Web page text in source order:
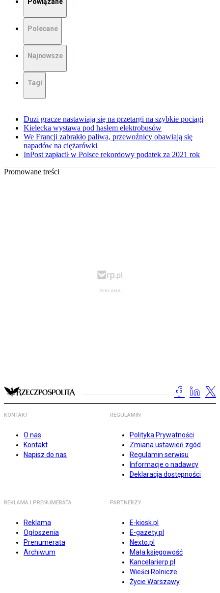
Polecane
Najnowsze
Tagi
Duzi gracze nastawiają się na przetargi na szybkie pociągi
Kielecka wystawa pod hasłem elektrobusów
We Francji zabrakło paliwa, przewoźnicy obawiają się
napadów na ciężarówki
InPost zapłacił w Polsce rekordowy podatek za 2021 rok
Promowane treści
KONTAKT
O nas
Kontakt
Napisz do nas
REGULAMIN
Polityka Prywatności
Zmiana ustawień zgód
Regulamin serwisu
Informacje o nadawcy
Deklaracja dostępności
REKLAMA I PRENUMERATA
Reklama
Ogłoszenia
Prenumerata
Archiwum
PARTNERZY
E-kiosk.pl
E-gazety.pl
Nexto.pl
Mała księgowość
Kancelarierp.pl
Wieści Rolnicze
Życie Warszawy